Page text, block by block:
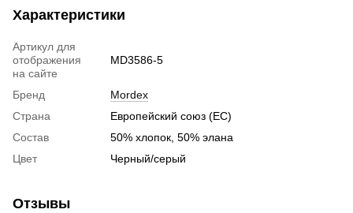
Характеристики
Артикул для
отображения
на сайте
MD3586-5
Бренд
Mordex
Страна
Европейский союз (ЕС)
Состав
50% хлопок, 50% элана
Цвет
Черный/серый
Отзывы